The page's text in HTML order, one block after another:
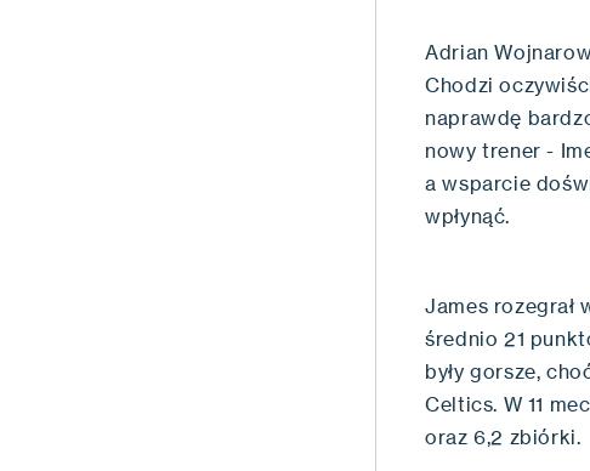
Adrian
Chodzi
naprawdę
nowy trener -
a wsparcie
wpłynąć.
James rozegrał
średnio 21
były gorsze,
Celtics. W 11
oraz 6,2 zbiórki.